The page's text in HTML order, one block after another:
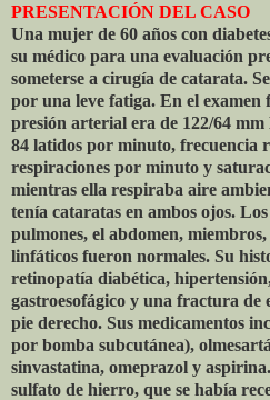
PRESENTACIÓN DEL CASO
Una mujer de 60 años con
su médico para una evaluación
someterse a cirugía de catarata.
por una leve fatiga. En el examen
presión arterial era de 122/64
84 latidos por minuto, frecuencia
respiraciones por minuto y
mientras ella respiraba aire
tenía cataratas en ambos ojos.
pulmones, el abdomen,
linfáticos fueron normales. Su
retinopatía diabética,
gastroesofágico y una fractura de
pie derecho. Sus medicamentos
por bomba subcutánea),
sinvastatina, omeprazol y
sulfato de hierro, que se había